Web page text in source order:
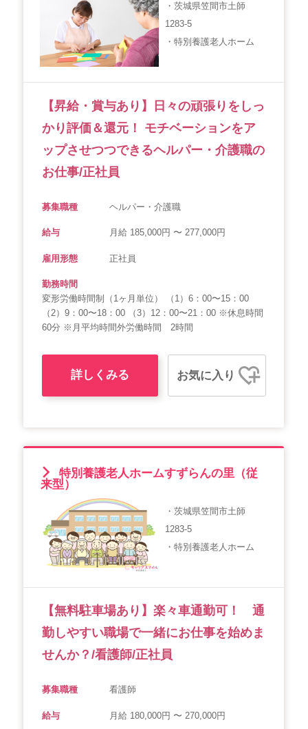
・茨城県笠間市土師
1283-5
・特別養護老人ホーム
【昇給・賞与あり】日々の頑張りをしっ
かり評価＆還元！ モチベーションをア
ップさせつつできるヘルパー・介護職の
お仕事/正社員
募集職種 ヘルパー・介護職
給与 月給 185,000円 〜 277,000円
雇用形態 正社員
勤務時間
変形労働時間制（1ヶ月単位） （1）6：00〜15：00
（2）9：00〜18：00 （3）12：00〜21：00 ※休息時間
60分 ※月平均時間外労働時間 2時間
詳しくみる お気に入り
特別養護老人ホームすずらんの里（従
来型）
・茨城県笠間市土師
1283-5
・特別養護老人ホーム
【無料駐車場あり】楽々車通勤可！ 通
勤しやすい職場で一緒にお仕事を始めま
せんか？/看護師/正社員
募集職種 看護師
給与 月給 180,000円 〜 270,000円